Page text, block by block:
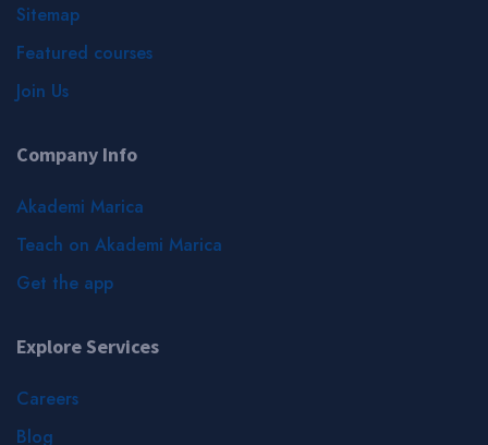
Sitemap
Featured courses
Join Us
Company Info
Akademi Marica
Teach on Akademi Marica
Get the app
Explore Services
Careers
Blog